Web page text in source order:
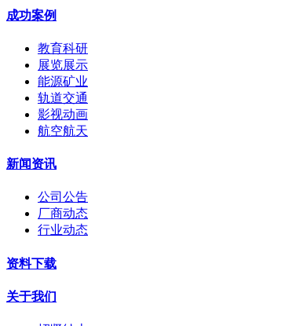
成功案例
教育科研
展览展示
能源矿业
轨道交通
影视动画
航空航天
新闻资讯
公司公告
厂商动态
行业动态
资料下载
关于我们